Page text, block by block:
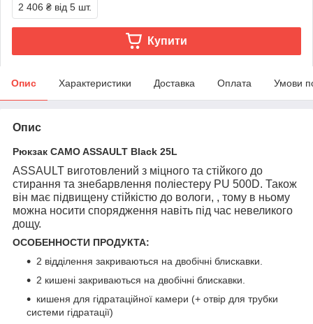
2 406 ₴ від 5 шт.
Купити
Опис Характеристики Доставка Оплата Умови
Опис
Рюкзак CAMO ASSAULT Black 25L
ASSAULT виготовлений з міцного та стійкого до
стирання та знебарвлення поліестеру PU 500D. Також
він має підвищену стійкістю до вологи, , тому в ньому
можна носити спорядження навіть під час невеликого
дощу.
ОСОБЕННОСТИ ПРОДУКТА:
2 відділення закриваються на двобічні блискавки.
2 кишені закриваються на двобічні блискавки.
кишеня для гідратаційної камери (+ отвір для трубки
системи гідратації)